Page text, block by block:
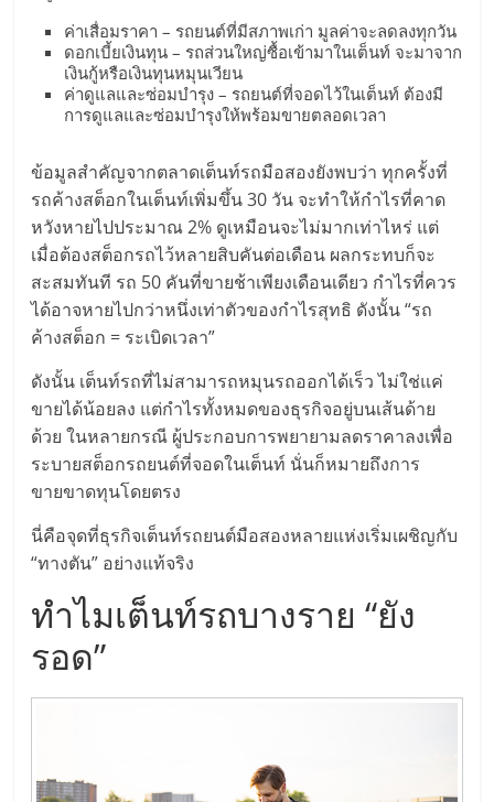
ค่าเสื่อมราคา – รถยนต์ที่มีสภาพเก่า มูลค่าจะลดลงทุกวัน
ดอกเบี้ยเงินทุน – รถส่วนใหญ่ซื้อเข้ามาในเต็นท์ จะมาจาก
เงินกู้หรือเงินทุนหมุนเวียน
ค่าดูแลและซ่อมบำรุง – รถยนต์ที่จอดไว้ในเต็นท์ ต้องมี
การดูแลและซ่อมบำรุงให้พร้อมขายตลอดเวลา
ข้อมูลสำคัญจากตลาดเต็นท์รถมือสองยังพบว่า ทุกครั้งที่
รถค้างสต็อกในเต็นท์เพิ่มขึ้น 30 วัน จะทำให้กำไรที่คาด
หวังหายไปประมาณ 2% ดูเหมือนจะไม่มากเท่าไหร่ แต่
เมื่อต้องสต็อกรถไว้หลายสิบคันต่อเดือน ผลกระทบก็จะ
สะสมทันที รถ 50 คันที่ขายช้าเพียงเดือนเดียว กำไรที่ควร
ได้อาจหายไปกว่าหนึ่งเท่าตัวของกำไรสุทธิ ดังนั้น “รถ
ค้างสต็อก = ระเบิดเวลา”
ดังนั้น เต็นท์รถที่ไม่สามารถหมุนรถออกได้เร็ว ไม่ใช่แค่
ขายได้น้อยลง แต่กำไรทั้งหมดของธุรกิจอยู่บนเส้นด้าย
ด้วย ในหลายกรณี ผู้ประกอบการพยายามลดราคาลงเพื่อ
ระบายสต็อกรถยนต์ที่จอดในเต็นท์ นั่นก็หมายถึงการ
ขายขาดทุนโดยตรง
นี่คือจุดที่ธุรกิจเต็นท์รถยนต์มือสองหลายแห่งเริ่มเผชิญกับ
“ทางตัน” อย่างแท้จริง
ทำไมเต็นท์รถบางราย “ยัง
รอด”